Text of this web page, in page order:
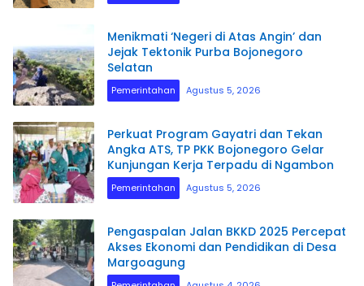
Menikmati ‘Negeri di Atas Angin’ dan
Jejak Tektonik Purba Bojonegoro
Selatan
Pemerintahan Agustus 5, 2026
Perkuat Program Gayatri dan Tekan
Angka ATS, TP PKK Bojonegoro Gelar
Kunjungan Kerja Terpadu di Ngambon
Pemerintahan Agustus 5, 2026
Pengaspalan Jalan BKKD 2025 Percepat
Akses Ekonomi dan Pendidikan di Desa
Margoagung